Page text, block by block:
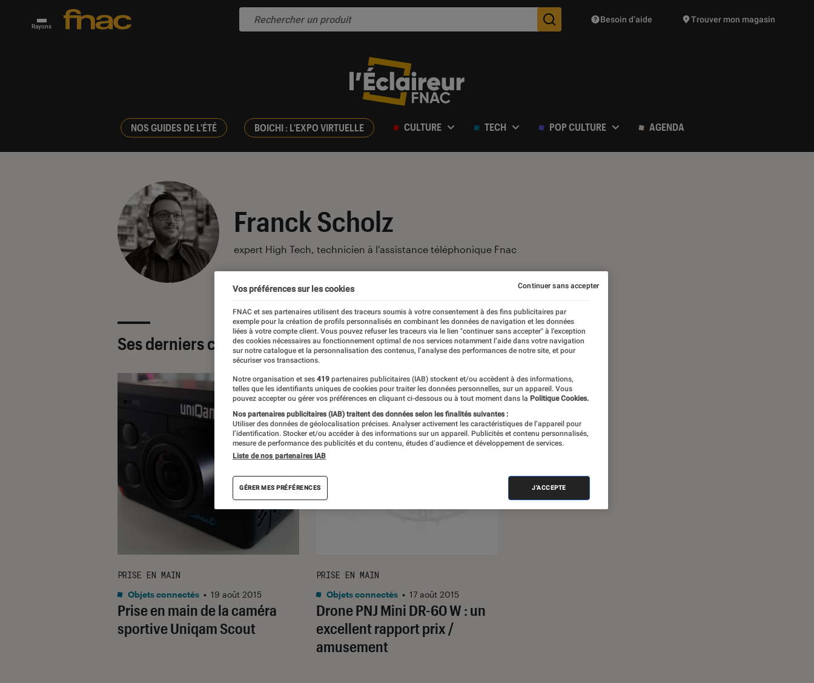
Rayons Des suggestions de produits vont vous être proposées
Besoin d’aide Trouver mon magasin
NOS GUIDES DE L'ÉTÉ BOICHI : L'EXPO VIRTUELLE CULTURE TECH POP CULTURE AGENDA
Franck Scholz
expert High Tech, technicien à l'assistance téléphonique Fnac
Ses derniers contenus
Prise en main de la caméra
sportive Uniqam Scout
PRISE EN MAIN
Objets connectés • 19 août 2015
Drone PNJ Mini DR-60 W : un
excellent rapport prix /
amusement
PRISE EN MAIN
Objets connectés • 17 août 2015
Vos préférences sur les cookies
FNAC et ses partenaires utilisent des traceurs soumis à votre consentement à des fins publicitaires par
exemple pour la création de profils personnalisés en combinant les données de navigation et les données
liées à votre compte client. Vous pouvez refuser les traceurs via le lien "continuer sans accepter" à l’exception
des cookies nécessaires au fonctionnement optimal de nos services notamment l’aide dans votre navigation
sur notre catalogue et la personnalisation des contenus, l’analyse des performances de notre site, et pour
sécuriser vos transactions.
Notre organisation et ses 419 partenaires publicitaires (IAB) stockent et/ou accèdent à des informations,
telles que les identifiants uniques de cookies pour traiter les données personnelles, sur un appareil. Vous
pouvez accepter ou gérer vos préférences en cliquant ci-dessous ou à tout moment dans la Politique Cookies.
Nos partenaires publicitaires (IAB) traitent des données selon les finalités suivantes :
Utiliser des données de géolocalisation précises. Analyser activement les caractéristiques de l’appareil pour
l’identification. Stocker et/ou accéder à des informations sur un appareil. Publicités et contenu personnalisés,
mesure de performance des publicités et du contenu, études d’audience et développement de services.
Liste de nos partenaires IAB
GÉRER MES PRÉFÉRENCES J'ACCEPTE
Continuer sans accepter